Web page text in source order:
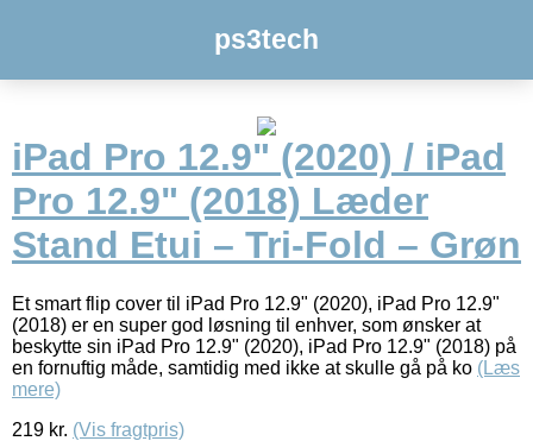
ps3tech
iPad Pro 12.9" (2020) / iPad
Pro 12.9" (2018) Læder
Stand Etui – Tri-Fold – Grøn
Et smart flip cover til iPad Pro 12.9" (2020), iPad Pro 12.9"
(2018) er en super god løsning til enhver, som ønsker at
beskytte sin iPad Pro 12.9" (2020), iPad Pro 12.9" (2018) på
en fornuftig måde, samtidig med ikke at skulle gå på ko (Læs
mere)
219 kr. (Vis fragtpris)